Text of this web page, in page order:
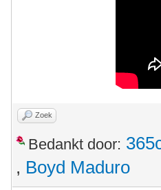
Zoek
Bedankt door:
, Boyd Maduro